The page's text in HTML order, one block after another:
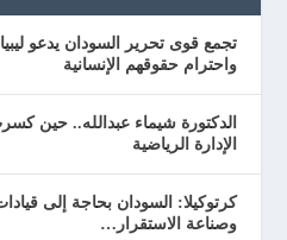
تجمع قوى تحرير السودان يدعو ليبيا
واحترام حقوقهم الإنسانية
الدكتورة شيماء عبدالله.. حين
الإدارة الرياضية
كرتوكيلا: السودان بحاجة إلى
وصناعة الاستقرار…